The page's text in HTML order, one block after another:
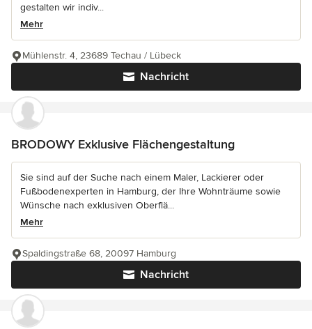
gestalten wir indiv...
Mehr
Nachricht
Mühlenstr. 4, 23689 Techau / Lübeck
BRODOWY Exklusive Flächengestaltung
Sie sind auf der Suche nach einem Maler, Lackierer oder
Fußbodenexperten in Hamburg, der Ihre Wohnträume sowie
Wünsche nach exklusiven Oberflä...
Mehr
Nachricht
Spaldingstraße 68, 20097 Hamburg